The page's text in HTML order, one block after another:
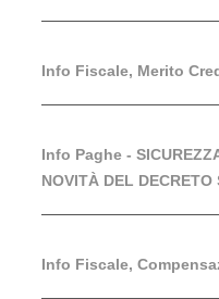
Info Fiscale, Merito
Info Paghe -
NOVITÀ DEL DECRETO
Info Fiscale,